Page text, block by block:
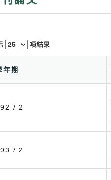
項結果
年期
/ 2
/ 2